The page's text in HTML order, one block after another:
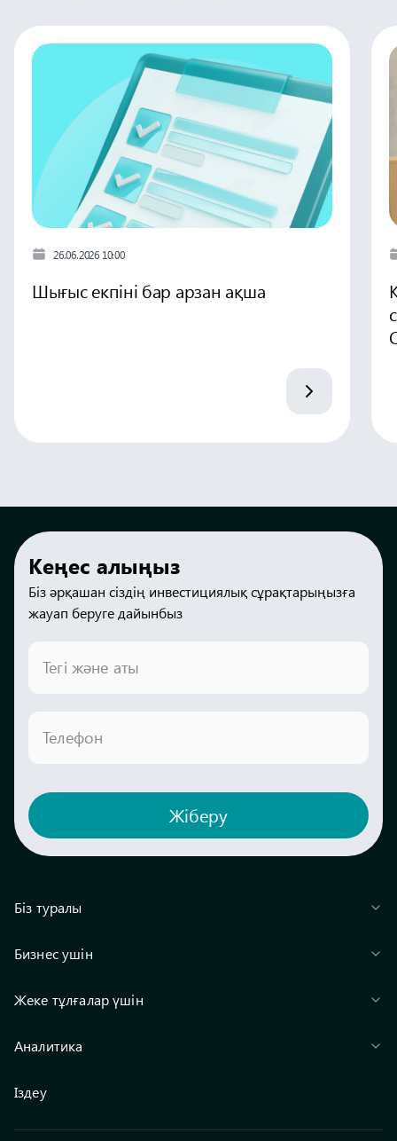
26.06.2026 10:00
Шығыс екпіні бар арзан ақша
Кеңес алыңыз
Біз әрқашан сіздің инвестициялық сұрақтарыңызға
жауап беруге дайынбыз
Тегі және аты
Телефон
Жіберу
Біз туралы
Бизнес ушін
Жеке тұлғалар үшін
Аналитика
Іздеу